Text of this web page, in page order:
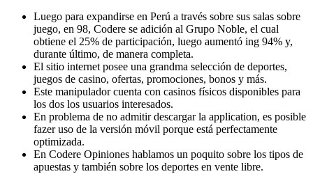
Luego para expandirse en Perú a través sobre sus salas sobre
juego, en 98, Codere se adición al Grupo Noble, el cual
obtiene el 25% de participación, luego aumentó ing 94% y,
durante último, de manera completa.
El sitio internet posee una grandma selección de deportes,
juegos de casino, ofertas, promociones, bonos y más.
Este manipulador cuenta con casinos físicos disponibles para
los dos los usuarios interesados.
En problema de no admitir descargar la application, es posible
fazer uso de la versión móvil porque está perfectamente
optimizada.
En Codere Opiniones hablamos un poquito sobre los tipos de
apuestas y también sobre los deportes en vente libre.